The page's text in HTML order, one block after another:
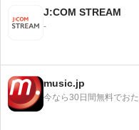
J:COM STREAM
-
music.jp
今なら30日間無料でお